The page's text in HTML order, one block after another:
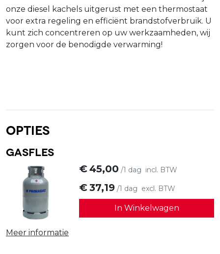
onze diesel kachels uitgerust met een thermostaat
voor extra regeling en efficiënt brandstofverbruik. U
kunt zich concentreren op uw werkzaamheden, wij
zorgen voor de benodigde verwarming!
Opties
Gasfles
€45,00 /1 dag incl. BTW
€37,19 /1 dag excl. BTW
In Winkelwagen
Meer informatie